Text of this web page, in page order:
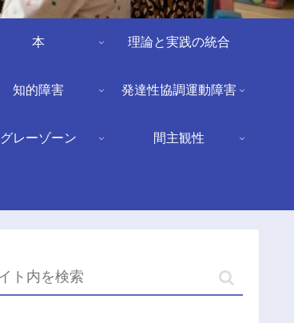
本 理論と実践の統合
知的障害 発達性協調運動障害
グレーゾーン 間主観性